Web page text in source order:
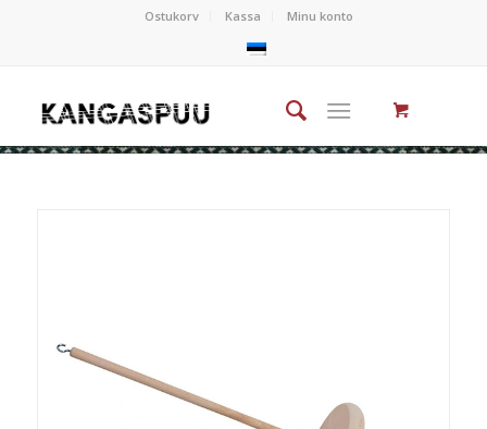
Ostukorv Kassa Minu konto